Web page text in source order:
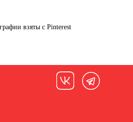
взяты с Pinterest